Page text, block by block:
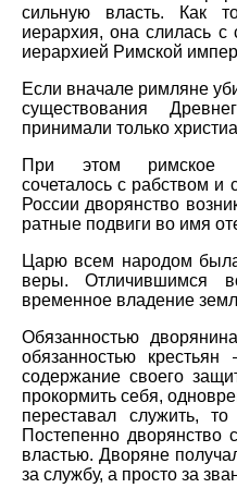
сильную власть. Как
иерархия, она слилась с
иерархией Римской
Если вначале римляне
существования
принимали только
При этом римское
сочеталось с рабством и
России дворянство
ратные подвиги во имя
Царю всем народом
веры. Отличившимся
временное владение
Обязанностью
обязанностью
содержание своего
прокормить себя,
переставал служить,
Постепенно дворянство
властью. Дворяне
за службу, а просто за